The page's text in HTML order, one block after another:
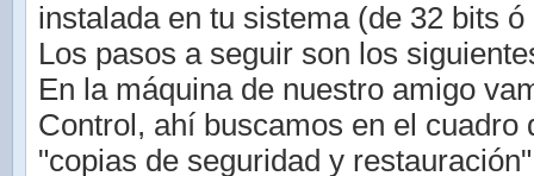
instalada en tu sistema (de 32 bits ó
Los pasos a seguir son los
En la máquina de nuestro amigo
Control, ahí buscamos en el cuadro
"copias de seguridad y